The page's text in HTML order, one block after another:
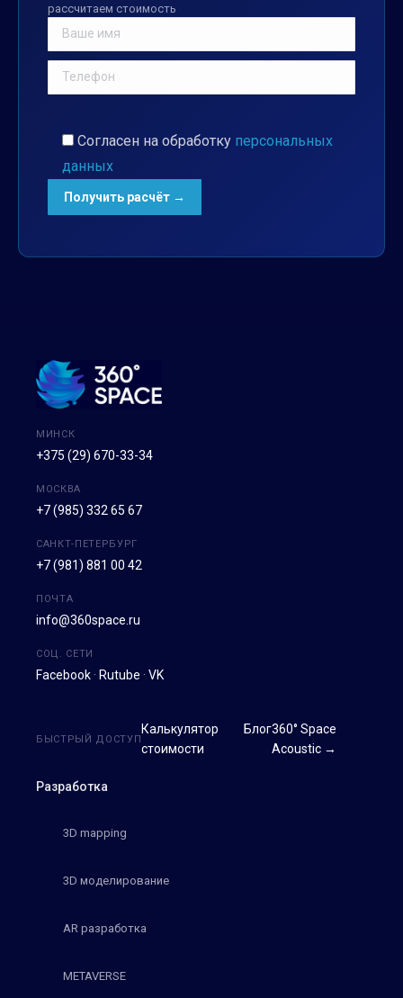
рассчитаем стоимость
Согласен на обработку персональных
данных
МИНСК
+375 (29) 670-33-34
МОСКВА
+7 (985) 332 65 67
САНКТ-ПЕТЕРБУРГ
+7 (981) 881 00 42
ПОЧТА
info@360space.ru
СОЦ. СЕТИ
Facebook · Rutube · VK
Разработка
3D mapping
3D моделирование
AR разработка
METAVERSE
БЫСТРЫЙ ДОСТУП
Калькулятор
стоимости
Блог360° Space
Acoustic →